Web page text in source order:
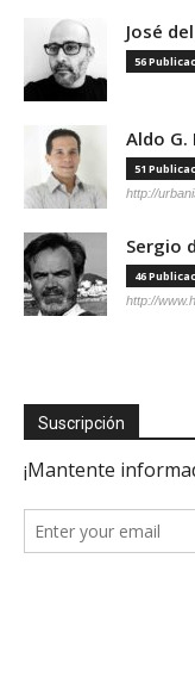
José
56
Aldo G.
51
http://
Sergio
46
http://
Suscripción